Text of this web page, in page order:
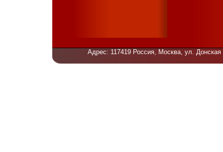
Адрес: 117419 Россия, Москва, ул.